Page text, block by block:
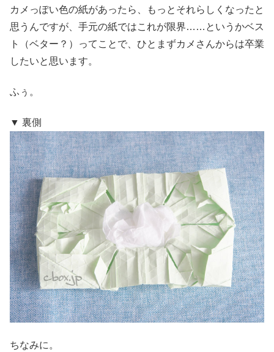
カメっぽい色の紙があったら、もっとそれらしくなったと
思うんですが、手元の紙ではこれが限界……というかベス
ト（ベター？）ってことで、ひとまずカメさんからは卒業
したいと思います。
ふぅ。
▼ 裏側
ちなみに。